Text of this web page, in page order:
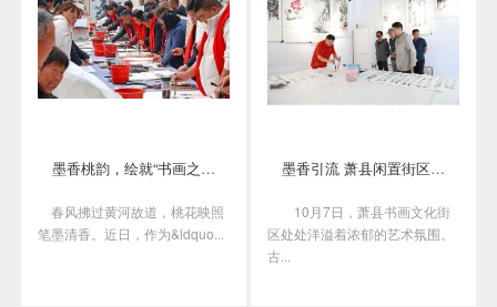
墨香桃韵，绘就“书画之乡”新画卷
春风拂过黄河故道，桃花映照
笔墨清香。近日，作为&ldquo...
墨香引流 萧县闲置街区变身书画艺术聚落
10月7日，萧县书画文化街
区处处洋溢着浓郁的艺术氛围。
古...